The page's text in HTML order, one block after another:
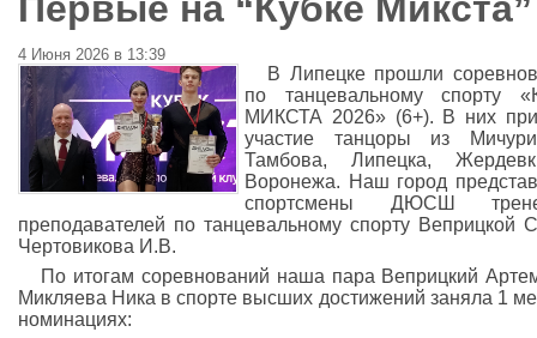
4 Июня 2026 в 13:39
В Липецке прошли
по танцевальному спорту
МИКСТА 2026» (6+). В них
участие танцоры из
Тамбова, Липецка,
Воронежа. Наш город
спортсмены ДЮСШ
преподавателей по танцевальному спорту Веприцкой
Чертовикова И.В.
По итогам соревнований наша пара Веприцкий
Микляева Ника в спорте высших достижений заняла 1
номинациях: